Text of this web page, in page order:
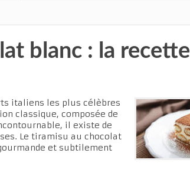
blanc : la recette
italiens les plus célèbres
classique, composée de
il existe de
Le tiramisu au chocolat
et subtilement